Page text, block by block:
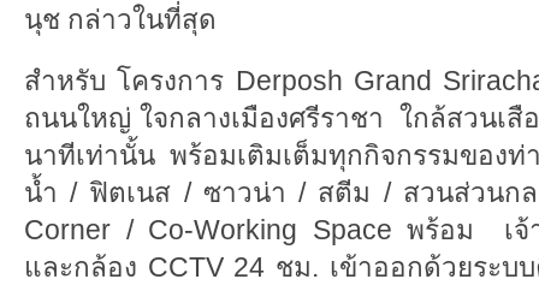
นุช กล่าวในที่สุด
สำหรับ โครงการ Derposh Grand
ถนนใหญ่ ใจกลางเมืองศรีราชา ใกล้สวนเสื
นาทีเท่านั้น พร้อมเติมเต็มทุกกิจกรรมของท่
นํ้า / ฟิตเนส / ซาวน่า / สตีม / สวนส่วนกล
Corner / Co-Working Space พร้อม เจ้
และกล้อง CCTV 24 ชม. เข้าออกด้วยระบ